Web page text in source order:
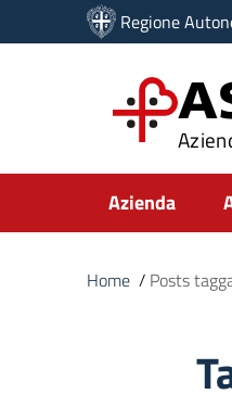
Vai ai contenuti
Vai al menu di
Regione
Submenu
Azienda
Home / Posts